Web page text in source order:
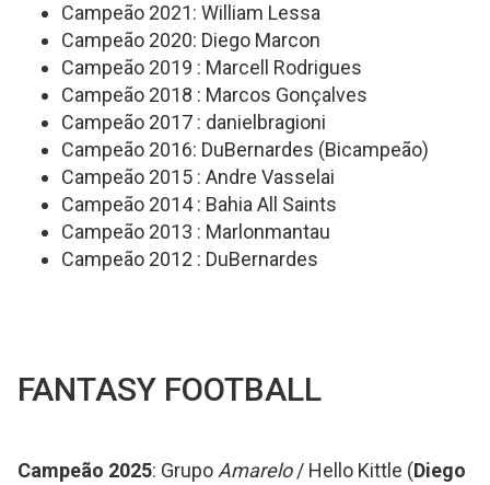
Campeão 2021: William Lessa
Campeão 2020: Diego Marcon
Campeão 2019 : Marcell Rodrigues
Campeão 2018 : Marcos Gonçalves
Campeão 2017 : danielbragioni
Campeão 2016: DuBernardes (Bicampeão)
Campeão 2015 : Andre Vasselai
Campeão 2014 : Bahia All Saints
Campeão 2013 : Marlonmantau
Campeão 2012 : DuBernardes
FANTASY FOOTBALL
Campeão 2025: Grupo Amarelo/ Hello Kittle (Diego